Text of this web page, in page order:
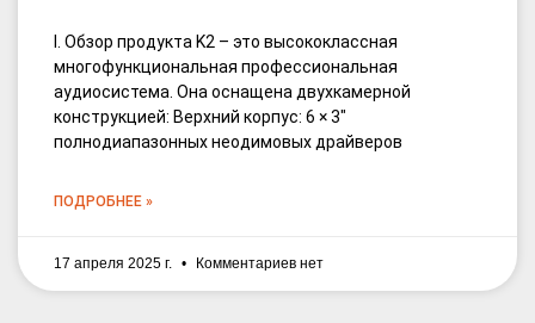
I. Обзор продукта K2 – это высококлассная
многофункциональная профессиональная
аудиосистема. Она оснащена двухкамерной
конструкцией: Верхний корпус: 6 × 3″
полнодиапазонных неодимовых драйверов
ПОДРОБНЕЕ »
17 апреля 2025 г. Комментариев нет